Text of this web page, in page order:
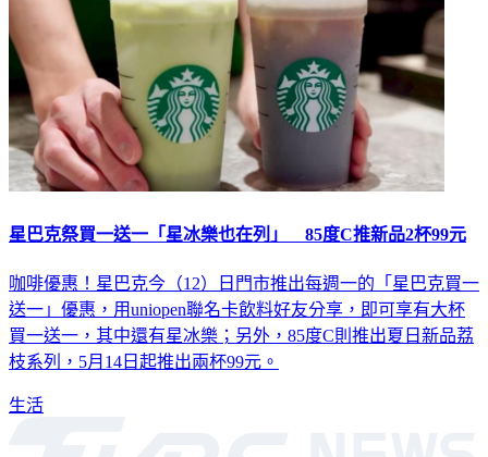
星巴克祭買一送一「星冰樂也在列」 85度C推新品2杯99元
咖啡優惠！星巴克今（12）日門市推出每週一的「星巴克買一
送一」優惠，用uniopen聯名卡飲料好友分享，即可享有大杯
買一送一，其中還有星冰樂；另外，85度C則推出夏日新品荔
枝系列，5月14日起推出兩杯99元。
生活